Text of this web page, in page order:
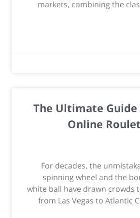
markets, combining the
The Ultimate
Online
For decades, the
spinning wheel and the
white ball have drawn crowds
from Las Vegas to Atlantic